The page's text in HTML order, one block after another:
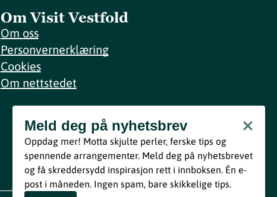
Om Visit Vestfold
Om oss
Personvernerklæring
Cookies
Om nettstedet
Meld deg på nyhetsbrev
Bli med
Ved å melde deg inn godtar du våre vilkår i henhold til vår
personvernerklæring.
Meld deg på nyhetsbrev
Oppdag mer! Motta skjulte perler, ferske tips og
spennende arrangementer. Meld deg på nyhetsbrevet
og få skreddersydd inspirasjon rett i innboksen. Én e-
post i måneden. Ingen spam, bare skikkelige tips.